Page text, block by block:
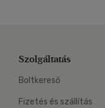
Szolgáltatás
Boltkereső
Fizetés és szállítás